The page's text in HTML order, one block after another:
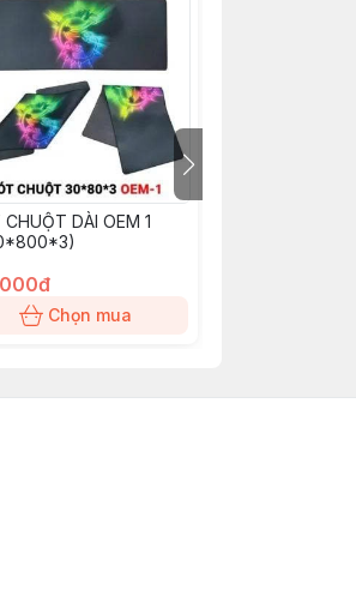
CHUỘT DÀI OEM 1
Chọn mua